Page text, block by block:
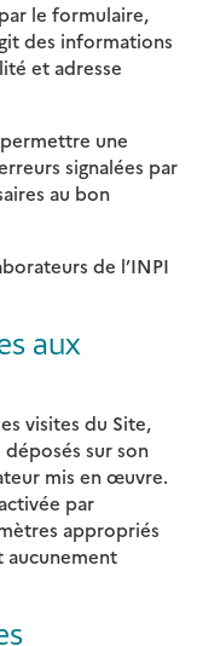
le formulaire,
des informations
et adresse
une
signalées par
au bon
de l’INPI
aux
visites du Site,
sur son
mis en œuvre.
par
appropriés
aucunement